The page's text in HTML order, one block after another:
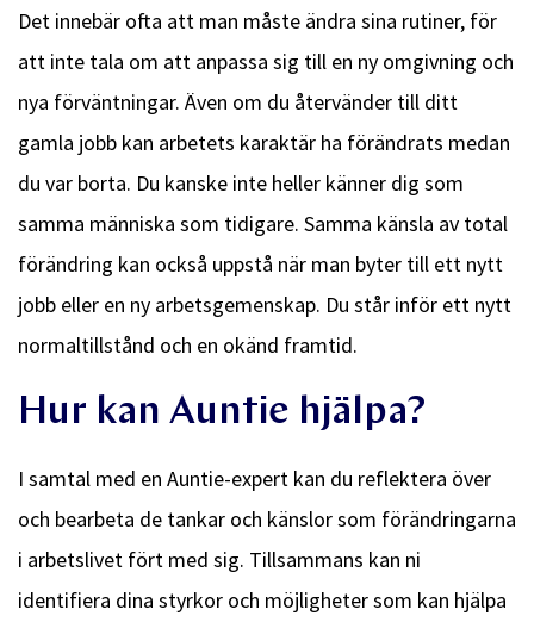
Det innebär ofta att man måste ändra sina rutiner, för
att inte tala om att anpassa sig till en ny omgivning och
nya förväntningar. Även om du återvänder till ditt
gamla jobb kan arbetets karaktär ha förändrats medan
du var borta. Du kanske inte heller känner dig som
samma människa som tidigare. Samma känsla av total
förändring kan också uppstå när man byter till ett nytt
jobb eller en ny arbetsgemenskap. Du står inför ett nytt
normaltillstånd och en okänd framtid.
Hur kan Auntie hjälpa?
I samtal med en Auntie-expert kan du reflektera över
och bearbeta de tankar och känslor som förändringarna
i arbetslivet fört med sig. Tillsammans kan ni
identifiera dina styrkor och möjligheter som kan hjälpa